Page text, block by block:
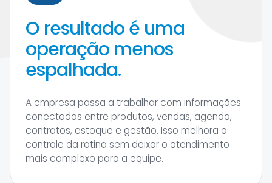
O resultado é uma
operação menos
espalhada.
A empresa passa a trabalhar com informações
conectadas entre produtos, vendas, agenda,
contratos, estoque e gestão. Isso melhora o
controle da rotina sem deixar o atendimento
mais complexo para a equipe.